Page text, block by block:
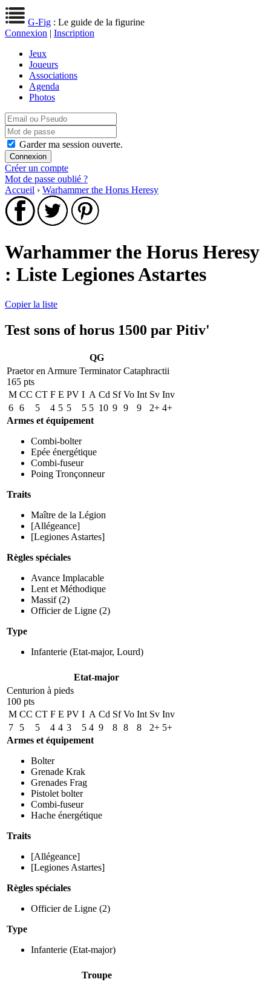
G-Fig : Le guide de la figurine
Connexion | Inscription
Jeux
Joueurs
Associations
Agenda
Photos
Garder ma session ouverte.
Créer un compte
Mot de passe oublié ?
Accueil › Warhammer the Horus Heresy
Warhammer the Horus Heresy
: Liste Legiones Astartes
Copier la liste
Test sons of horus 1500 par Pitiv'
QG
Praetor en Armure Terminator Cataphractii
165 pts
M CC CT F E PV I A Cd Sf Vo Int Sv Inv
6 6 5 4 5 5 5 5 10 9 9 9 2+ 4+
Armes et équipement
Combi-bolter
Epée énergétique
Combi-fuseur
Poing Tronçonneur
Traits
Maître de la Légion
[Allégeance]
[Legiones Astartes]
Règles spéciales
Avance Implacable
Lent et Méthodique
Massif(2)
Officier de Ligne (2)
Type
Infanterie (Etat-major, Lourd)
Etat-major
Centurion à pieds
100 pts
M CC CT F E PV I A Cd Sf Vo Int Sv Inv
7
5 5 4 4 3 5 4 9 8 8 8 2+ 5+
Armes et équipement
Bolter
Grenade Krak
Grenades Frag
Pistolet bolter
Combi-fuseur
Hache énergétique
Traits
[Allégeance]
[Legiones Astartes]
Règles spéciales
Officier de Ligne (2)
Type
Infanterie (Etat-major)
Troupe